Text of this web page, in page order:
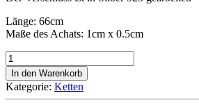
Länge: 66cm
Maße des Achats: 1cm x 0.5cm
Kette
mit
Achat
und
In den Warenkorb
Kategorie: Ketten